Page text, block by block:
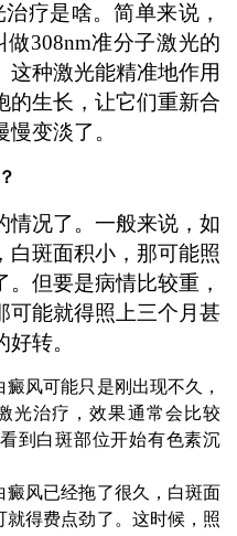
疗是啥。简单来说，
308nm准分子激光的
这种激光能精准地作用
的生长，让它们重新合
变淡了。
情况了。一般来说，如
白斑面积小，那可能照
但要是病情比较重，
可能就得照上三个月甚
转。
癜风可能只是刚出现不久，
光治疗，效果通常会比较
到白斑部位开始有色素沉
癜风已经拖了很久，白斑面
得费点劲了。这时候，照